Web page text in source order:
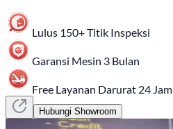
Lulus 150+ Titik Inspeksi
Garansi Mesin 3 Bulan
Free Layanan Darurat 24 Jam
Hubungi Showroom